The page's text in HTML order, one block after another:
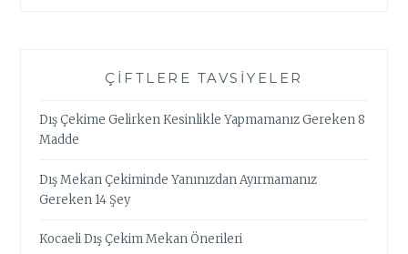
ÇIFTLERE TAVSIYELER
Dış Çekime Gelirken Kesinlikle Yapmamanız Gereken 8
Madde
Dış Mekan Çekiminde Yanınızdan Ayırmamanız
Gereken 14 Şey
Kocaeli Dış Çekim Mekan Önerileri